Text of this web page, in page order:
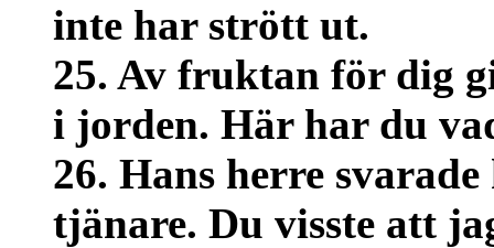
inte har strött ut.
25. Av fruktan för dig
i jorden. Här har du
26. Hans herre
tjänare. Du visste att